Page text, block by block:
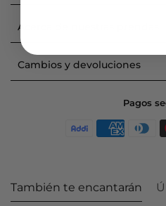
Acerca de nuestras prendas
Cambios y devoluciones
Pagos
También te encantarán